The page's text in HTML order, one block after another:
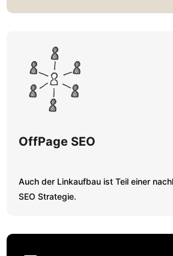
OffPage SEO
Auch der Linkaufbau ist Teil einer
SEO Strategie.